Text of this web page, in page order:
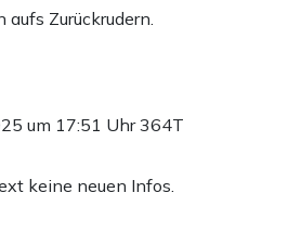
aufs Zurückrudern.
um 17:51 Uhr364T
keine neuen Infos.